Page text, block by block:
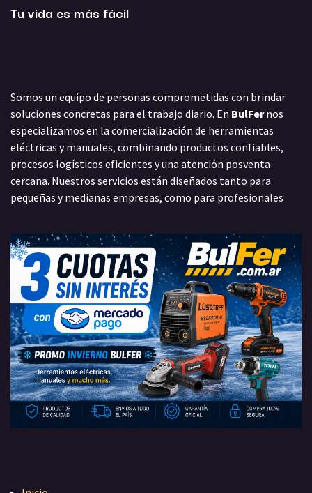
Tu vida es más fácil
Somos un equipo de personas comprometidas con brindar
soluciones concretas para el trabajo diario. En BulFernos
especializamos en la comercialización de herramientas
eléctricas y manuales, combinando productos confiables,
procesos logísticos eficientes y una atención posventa
cercana. Nuestros servicios están diseñados tanto para
pequeñas y medianas empresas, como para profesionales